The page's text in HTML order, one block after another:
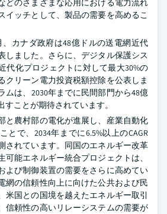
どのさまざまな応用における電力流れ
イッチとして、製品の需要を高めるこ
、カナダ政府は48億ドルの送電網近代
しました。さらに、デジタル保護シス
代化プロジェクトに対して最大30%の
クリーン電力投資税額控除を公表しま
ムは、2030年までに民間部門から48億
すことが期待されています。
と農村部の電化が進展し、産業自動化
とで、2034年までに6.5%以上のCAGR
されています。同国のエネルギー改革
可能エネルギー統合プロジェクトは、
よび制御装置の需要をさらに高めてい
網の信頼性向上に向けた公共および民
米国との国境を越えたエネルギー取引
信頼性の高いリレーシステムの需要が